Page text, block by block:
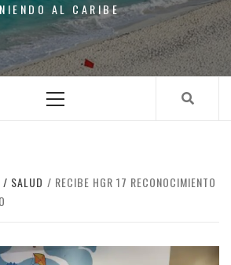
AL CARIBE
Menu
SALUD
RECIBE HGR 17 RECONOCIMIENTO